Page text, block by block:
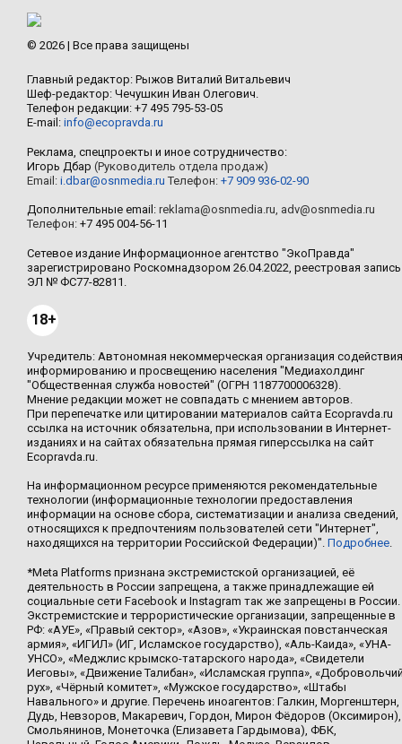
© 2026 | Все права защищены
Главный редактор: Рыжов Виталий Витальевич
Шеф-редактор: Чечушкин Иван Олегович.
Телефон редакции: +7 495 795-53-05
E-mail: info@ecopravda.ru
Реклама, спецпроекты и иное сотрудничество:
Игорь Дбар (Руководитель отдела продаж)
Email: i.dbar@osnmedia.ru Телефон: +7 909 936-02-90
Дополнительные email: reklama@osnmedia.ru, adv@osnmedia.ru
Телефон: +7 495 004-56-11
Сетевое издание Информационное агентство "ЭкоПравда"
зарегистрировано Роскомнадзором 26.04.2022, реестровая запись
ЭЛ № ФС77-82811.
18+
Учредитель: Автономная некоммерческая организация содействия
информированию и просвещению населения "Медиахолдинг
"Общественная служба новостей" (ОГРН 1187700006328).
Мнение редакции может не совпадать с мнением авторов.
При перепечатке или цитировании материалов сайта Ecopravda.ru
ссылка на источник обязательна, при использовании в Интернет-
изданиях и на сайтах обязательна прямая гиперссылка на сайт
Ecopravda.ru.
На информационном ресурсе применяются рекомендательные
технологии (информационные технологии предоставления
информации на основе сбора, систематизации и анализа сведений,
относящихся к предпочтениям пользователей сети "Интернет",
находящихся на территории Российской Федерации)". Подробнее.
*Meta Platforms признана экстремистской организацией, её
деятельность в России запрещена, а также принадлежащие ей
социальные сети Facebook и Instagram так же запрещены в России.
Экстремистские и террористические организации, запрещенные в
РФ: «АУЕ», «Правый сектор», «Азов», «Украинская повстанческая
армия», «ИГИЛ» (ИГ, Исламское государство), «Аль-Каида», «УНА-
УНСО», «Меджлис крымско-татарского народа», «Свидетели
Иеговы», «Движение Талибан», «Исламская группа»,
рух», «Чёрный комитет», «Мужское государство», «Штабы
Навального» и другие. Перечень иноагентов: Галкин, Моргенштерн,
Дудь, Невзоров, Макаревич, Гордон, Мирон Фёдоров (Оксимирон),
Смольянинов, Монеточка (Елизавета Гардымова), ФБК,